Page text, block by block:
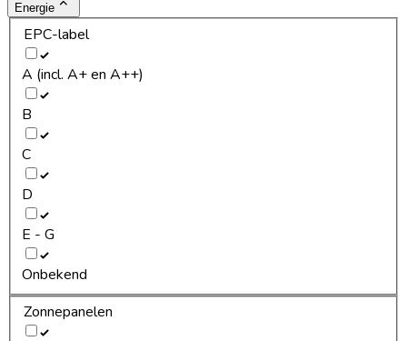
Energie
EPC-label
A (incl. A+ en A++)
B
C
D
E - G
Onbekend
Zonnepanelen